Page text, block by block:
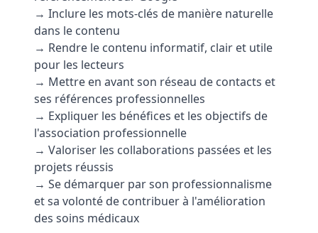
→ Inclure les mots-clés de manière naturelle
dans le contenu
→ Rendre le contenu informatif, clair et utile
pour les lecteurs
→ Mettre en avant son réseau de contacts et
ses références professionnelles
→ Expliquer les bénéfices et les objectifs de
l'association professionnelle
→ Valoriser les collaborations passées et les
projets réussis
→ Se démarquer par son professionnalisme
et sa volonté de contribuer à l'amélioration
des soins médicaux